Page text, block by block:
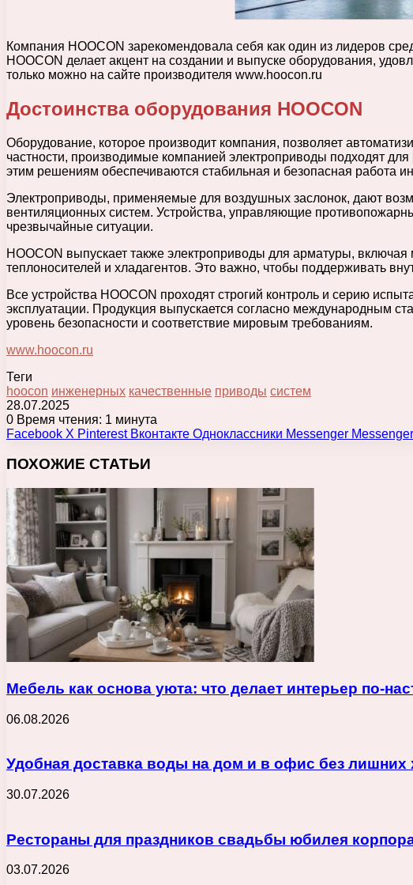
Компания HOOCON зарекомендовала себя как один из лидеров
HOOCON делает акцент на создании и выпуске оборудования,
только можно на сайте производителя www.hoocon.ru
Достоинства оборудования HOOCON
Оборудование, которое производит компания, позволяет
частности, производимые компанией электроприводы подходят
этим решениям обеспечиваются стабильная и безопасная работа
Электроприводы, применяемые для воздушных заслонок, дают
вентиляционных систем. Устройства, управляющие
чрезвычайные ситуации.
HOOCON выпускает также электроприводы для арматуры,
теплоносителей и хладагентов. Это важно, чтобы поддерживать
Все устройства HOOCON проходят строгий контроль и серию
эксплуатации. Продукция выпускается согласно международным
уровень безопасности и соответствие мировым требованиям.
www.hoocon.ru
Теги
hoocon инженерных качественные приводы систем
28.07.2025
0 Время чтения: 1 минута
Facebook X Pinterest Вконтакте Одноклассники Messenger Messenger
ПОХОЖИЕ СТАТЬИ
Мебель как основа уюта: что делает интерьер по-
06.08.2026
Удобная доставка воды на дом и в офис без лишних
30.07.2026
Рестораны для праздников свадьбы юбилея
03.07.2026